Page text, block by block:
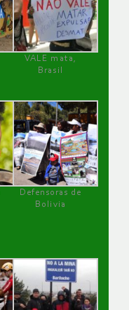
VALE mata,
Brasil
Defensoras de
Bolivia